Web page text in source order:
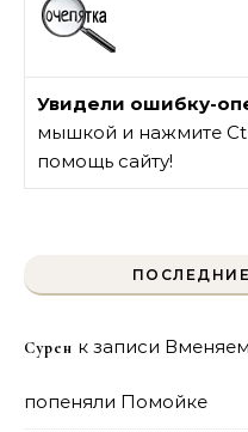
Увидели ошибку-
мышкой и нажмите
помощь сайту!
Сурен к записи
попеняли Помойке